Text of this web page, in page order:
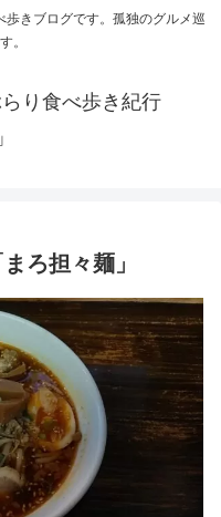
きブログです。孤独のグルメ巡
。
らり食べ歩き紀行
ろ担々麺」